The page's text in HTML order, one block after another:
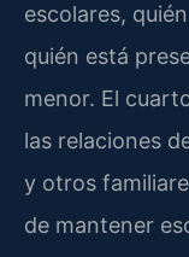
escolares,
quién está
menor. El
las relaciones
y otros
de mantener